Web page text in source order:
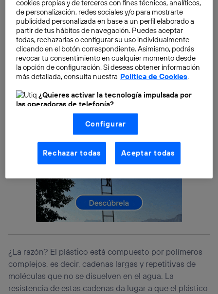
piezas de plástico, aún queda un largo camino por
recorrer. El plástico es una materia omnipresente, fácil
y barata de producir que, además, no se degrada con
facilidad.
¿La razón? El plástico está compuesto por polímeros
complejos, es decir, cadenas largas y repetitivas de
moléculas que no se disuelven en el agua. La
resistencia de estas cadenas da lugar a que el plástico
cookies propias y de terceros con fines técnicos, analíticos,
de personalización, redes sociales y/o para mostrarte
publicidad personalizada en base a un perfil elaborado a
partir de tus hábitos de navegación. Puedes aceptar
todas, rechazarlas o configurar su uso individualmente
clicando en el botón correspondiente. Asimismo, podrás
revocar tu consentimiento en cualquier momento desde
la opción de configuración. Si deseas obtener información
más detallada, consulta nuestra Política de Cookies.
¿Quieres activar la tecnología impulsada por
las operadoras de telefonía?
Nosotros, Telefónica S.A., utilizamos la tecnología Utiq para
realizar nuestras acciones de marketing digital o análisis
(como se describe en este aviso de consentimiento)
basadas en tu navegación en nuestra(s) web(s)
aquí(solo cuando utilizas una conexión a
internet habilitada , proporcionada por una de las
operadoras de telefonía participantes, y otorgas tu
La tecnología Utiq está diseñada con la privacidad como
prioridad ofreciéndote elección y control.
La tecnología utiliza un identificador cifrado creado por tu
operadora de telefonía, utilizando tu dirección IP y otra
telecomunicaciones vinculada a la conexión que utilizas
(p. ej., número de teléfono móvil).
Este identificador se asigna a la conexión de internet, por
lo que cualquier persona que conecte su dispositivo y
consienta el uso de la tecnología recibirá el mismo
identificador. Típicamente:
Configurar
Rechazar todas Aceptar todas